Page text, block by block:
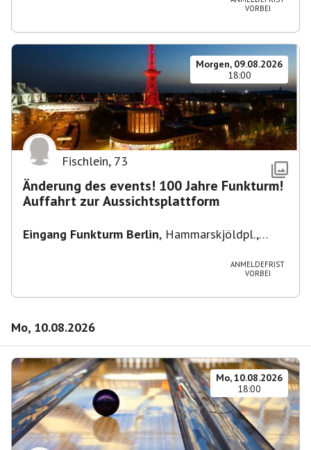
VORBEI
Morgen, 09.08.2026
18:00
Fischlein, 73
Änderung des events! 100 Jahre Funkturm!
Auffahrt zur Aussichtsplattform
Eingang Funkturm Berlin, Hammarskjöldpl.,
ANMELDEFRIST
VORBEI
Mo, 10.08.2026
Mo, 10.08.2026
18:00